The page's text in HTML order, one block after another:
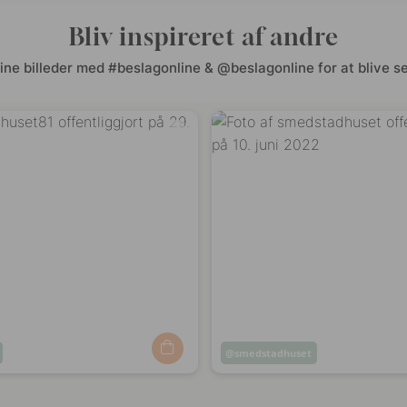
Bliv inspireret af andre
billeder med #beslagonline & @beslagonline for at blive
Opslag
smedstadhuset